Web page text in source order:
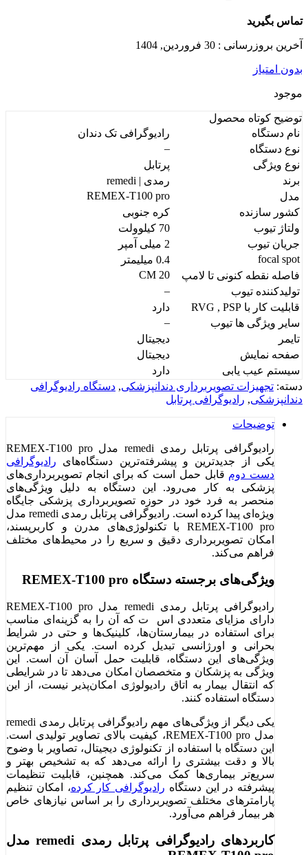
تماس بگیرید
آخرین بروزرسانی : 30 فروردین, 1404
بدون امتیاز
موجود
توضیح کوتاه محصول
نام دستگاه
رادیوگرافی تک دندان
نوع دستگاه
–
نوع ویژگی
پرتابل
برند
رمدی | remedi
مدل
REMEX-T100 pro
کشور سازنده
کره جنوبی
ولتاژ تیوب
70 کیلوولت
جریان تیوب
2 میلی آمپر
focal spot
0.4 میلیمتر
فاصله نقطه کنونی تا لامپ
CM 20
تولیدکننده تیوب
–
قابلیت کار با RVG , PSP
دارد
سایر ویژگی ها تیوب
–
تایمر
دیجیتال
صفحه نمایش
دیجیتال
سیستم عیب یابی
دارد
دسته: تجهیزات تصویربرداری دندانپزشکی, دستگاه رادیوگرافی
دندانپزشکی, رادیوگرافی پرتابل
توضیحات
رادیوگرافی پرتابل رمدی remedi مدل REMEX-T100 pro
یکی از جدیدترین و پیشرفته‌ترین دستگاه‌های رادیوگرافی
دست دوم قابل حمل است که برای انجام تصویربرداری‌های
پزشکی به کار می‌رود. این دستگاه به دلیل ویژگی‌های
منحصر به فرد خود در حوزه تصویربرداری پزشکی جایگاه
ویژه‌ای پیدا کرده است. رادیوگرافی پرتابل رمدی remedi مدل
REMEX-T100 pro با تکنولوژی‌های مدرن و کاربرپسند،
امکان تصویربرداری دقیق و سریع را در محیط‌های مختلف
فراهم می‌کند.
ویژگی‌های برجسته دستگاه REMEX-T100 pro
رادیوگرافی پرتابل رمدی remedi مدل REMEX-T100 pro
دارای مزایای متعددی اس ت که آن را به گزینه‌ای مناسب
برای استفاده در بیمارستان‌ها، کلینیک‌ها و حتی در شرایط
بحرانی و اورژانسی تبدیل کرده است. یکی از مهم‌ترین
ویژگی‌های این دستگاه، قابلیت حمل آسان آن است. این
ویژگی به پزشکان و متخصصان امکان می‌دهد تا در شرایطی
که انتقال بیمار به اتاق رادیولوژی امکان‌پذیر نیست، از این
دستگاه استفاده کنند.
یکی دیگر از ویژگی‌های مهم رادیوگرافی پرتابل رمدی remedi
مدل REMEX-T100 pro، کیفیت بالای تصاویر تولیدی است.
این دستگاه با استفاده از تکنولوژی دیجیتال، تصاویر با وضوح
بالا و دقت بیشتری را ارائه می‌دهد که به تشخیص بهتر و
سریع‌تر بیماری‌ها کمک می‌کند. همچنین، قابلیت تنظیمات
پیشرفته در این دستگاه رادیوگرافی کار کرده، امکان تنظیم
پارامترهای مختلف تصویربرداری را بر اساس نیازهای خاص
هر بیمار فراهم می‌آورد.
کاربردهای رادیوگرافی پرتابل رمدی remedi مدل